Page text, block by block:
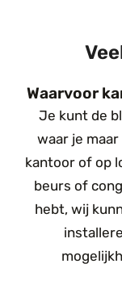
Waarvoor
Je kunt de
waar je
kantoor of op
beurs of
hebt, wij